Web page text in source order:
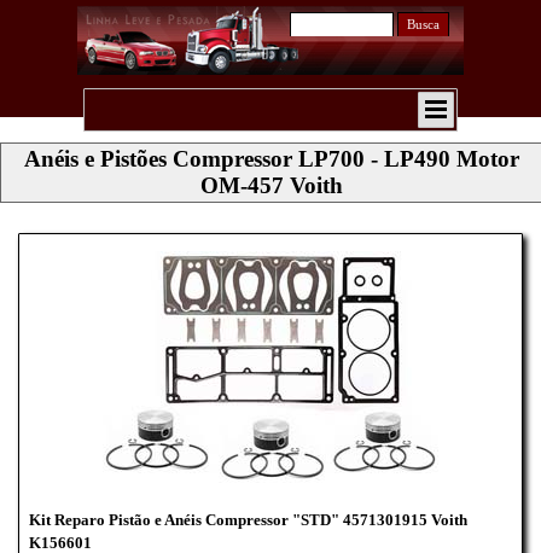
Busca
Anéis e Pistões Compressor LP700 - LP490 Motor
OM-457 Voith
Kit Reparo Pistão e Anéis Compressor "STD" 4571301915 Voith
K156601